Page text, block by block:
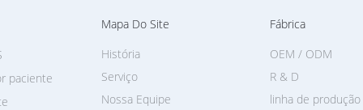
paciente
Mapa Do Site
História
Serviço
Nossa Equipe
Fábrica
linha de produção
OEM / ODM
R & D